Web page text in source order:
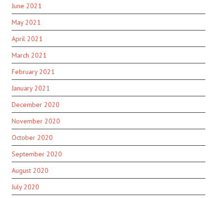
June 2021
May 2021
April 2021
March 2021
February 2021
January 2021
December 2020
November 2020
October 2020
September 2020
August 2020
July 2020